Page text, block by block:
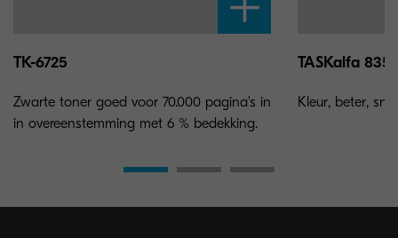
TK-6725
Zwarte toner goed voor 70.000 pagina's in
in overeenstemming met 6 % bedekking.
TASKalfa
Kleur, beter,